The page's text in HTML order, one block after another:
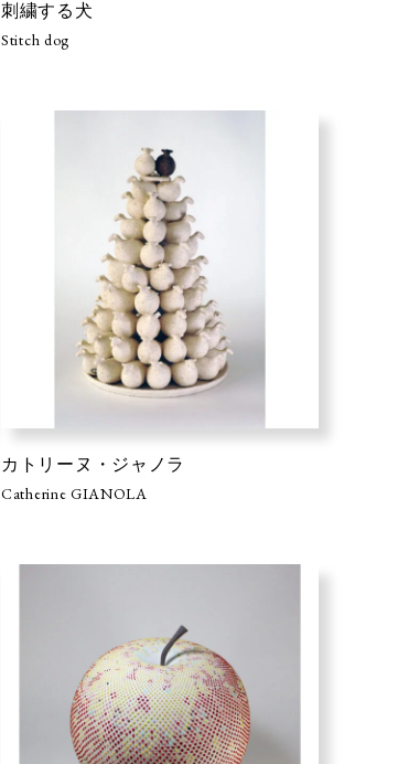
刺繍する犬
Stitch dog
カトリーヌ・ジャノラ
Catherine GIANOLA